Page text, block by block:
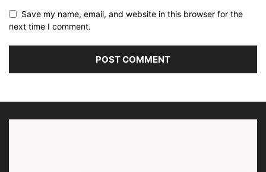
Save my name, email, and website in this browser for the
next time I comment.